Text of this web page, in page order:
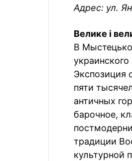
Адрес: ул.
Велике i
В
Экспозиция
пяти
античных
барочное,
традиции
культурной